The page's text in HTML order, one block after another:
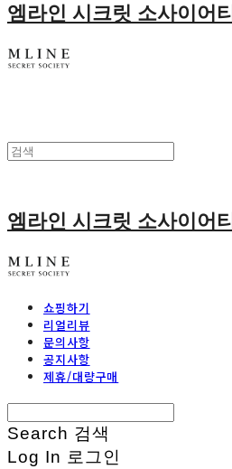
엠라인 시크릿 소사이어티
엠라인 시크릿 소사이어티
쇼핑하기
리얼리뷰
문의사항
공지사항
제휴/대량구매
Search 검색
Log In 로그인